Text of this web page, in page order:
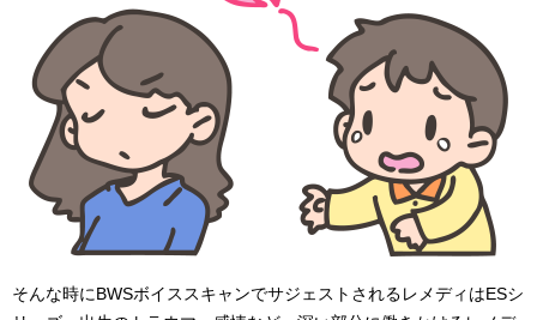
そんな時にBWSボイススキャンでサジェストされるレメディはESシ